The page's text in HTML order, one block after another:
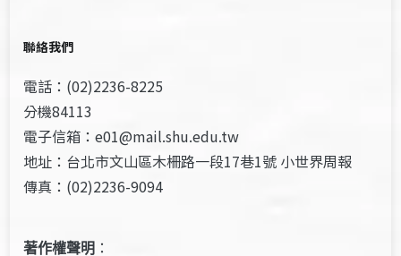
聯絡我們
電話：(02)2236-8225
分機84113
電子信箱：e01@mail.shu.edu.tw
地址：台北市文山區木柵路一段17巷1號 小世界周報
傳真：(02)2236-9094
著作權聲明 ：